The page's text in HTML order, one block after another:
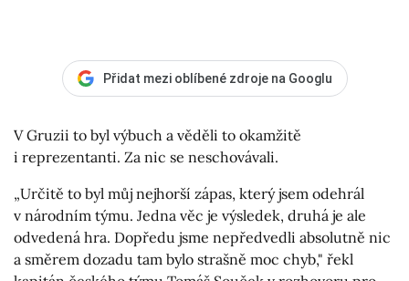
Přidat mezi oblíbené zdroje na Googlu
V Gruzii to byl výbuch a věděli to okamžitě
i reprezentanti. Za nic se neschovávali.
„Určitě to byl můj nejhorší zápas, který jsem odehrál
v národním týmu. Jedna věc je výsledek, druhá je ale
odvedená hra. Dopředu jsme nepředvedli absolutně nic
a směrem dozadu tam bylo strašně moc chyb," řekl